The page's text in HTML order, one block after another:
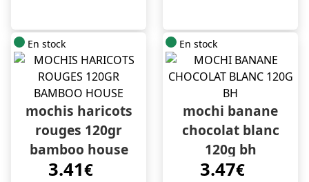
En stock
mochis haricots
rouges 120gr
bamboo house
3.41€
En stock
mochi banane
chocolat blanc
120g bh
3.47€